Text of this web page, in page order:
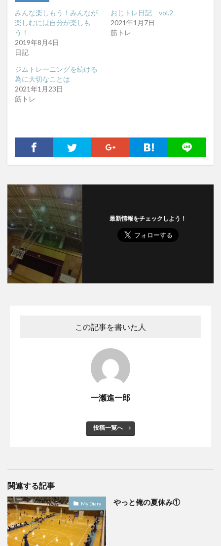
みんな楽しもう！みんなが
楽しむには自分が楽しも
う！
2019年8月4日
日記
おじトレ日記 vol.2
2021年1月7日
筋トレ
ジムトレーニングを続ける
為に大切なことは
2021年1月23日
筋トレ
最新情報をチェックしよう！
この記事を書いた人
一瀬進一郎
投稿一覧へ
関連する記事
My Diary やっと俺の夏休み①